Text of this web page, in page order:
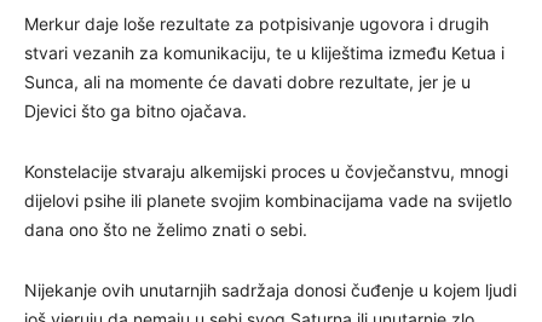
Merkur daje loše rezultate za potpisivanje ugovora i drugih
stvari vezanih za komunikaciju, te u kliještima između Ketua i
Sunca, ali na momente će davati dobre rezultate, jer je u
Djevici što ga bitno ojačava.
Konstelacije stvaraju alkemijski proces u čovječanstvu, mnogi
dijelovi psihe ili planete svojim kombinacijama vade na svijetlo
dana ono što ne želimo znati o sebi.
Nijekanje ovih unutarnjih sadržaja donosi čuđenje u kojem ljudi